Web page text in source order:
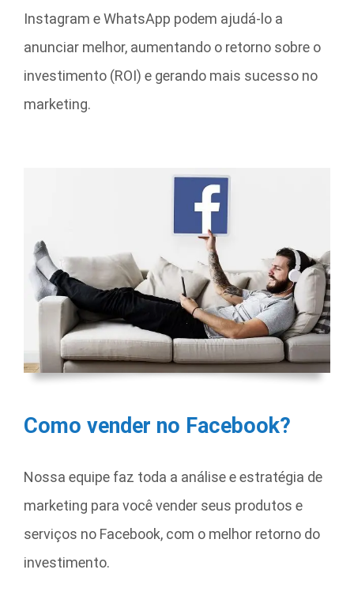
Instagram e WhatsApp podem ajudá-lo a
anunciar melhor, aumentando o retorno sobre o
investimento (ROI) e gerando mais sucesso no
marketing.
Como vender no Facebook?
Nossa equipe faz toda a análise e estratégia de
marketing para você vender seus produtos e
serviços no Facebook, com o melhor retorno do
investimento.